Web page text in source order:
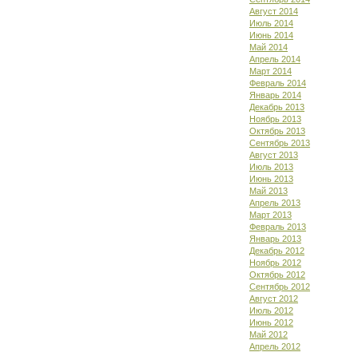
Август 2014
Июль 2014
Июнь 2014
Май 2014
Апрель 2014
Март 2014
Февраль 2014
Январь 2014
Декабрь 2013
Ноябрь 2013
Октябрь 2013
Сентябрь 2013
Август 2013
Июль 2013
Июнь 2013
Май 2013
Апрель 2013
Март 2013
Февраль 2013
Январь 2013
Декабрь 2012
Ноябрь 2012
Октябрь 2012
Сентябрь 2012
Август 2012
Июль 2012
Июнь 2012
Май 2012
Апрель 2012